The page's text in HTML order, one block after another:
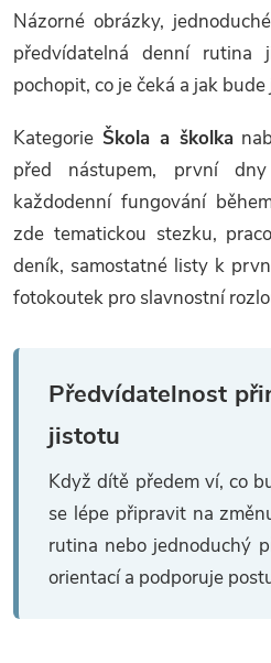
r
v
k
y
v
ý
p
s
Názorné obrázky,
předvídatelná denní rutina
pochopit, co je čeká a jak
Kategorie Škola a školka
před nástupem, první
každodenní fungování
zde tematickou stezku,
deník, samostatné listy k
fotokoutek pro slavnostní
Předvídatelnost
jistotu
Když dítě předem ví, co
se lépe připravit na
rutina nebo jednoduchý
orientací a podporuje